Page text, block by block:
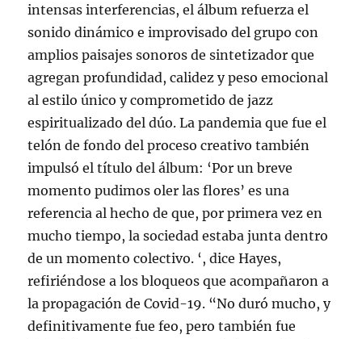
intensas interferencias, el álbum refuerza el
sonido dinámico e improvisado del grupo con
amplios paisajes sonoros de sintetizador que
agregan profundidad, calidez y peso emocional
al estilo único y comprometido de jazz
espiritualizado del dúo. La pandemia que fue el
telón de fondo del proceso creativo también
impulsó el título del álbum: ‘Por un breve
momento pudimos oler las flores’ es una
referencia al hecho de que, por primera vez en
mucho tiempo, la sociedad estaba junta dentro
de un momento colectivo. ‘, dice Hayes,
refiriéndose a los bloqueos que acompañaron a
la propagación de Covid-19. “No duró mucho, y
definitivamente fue feo, pero también fue